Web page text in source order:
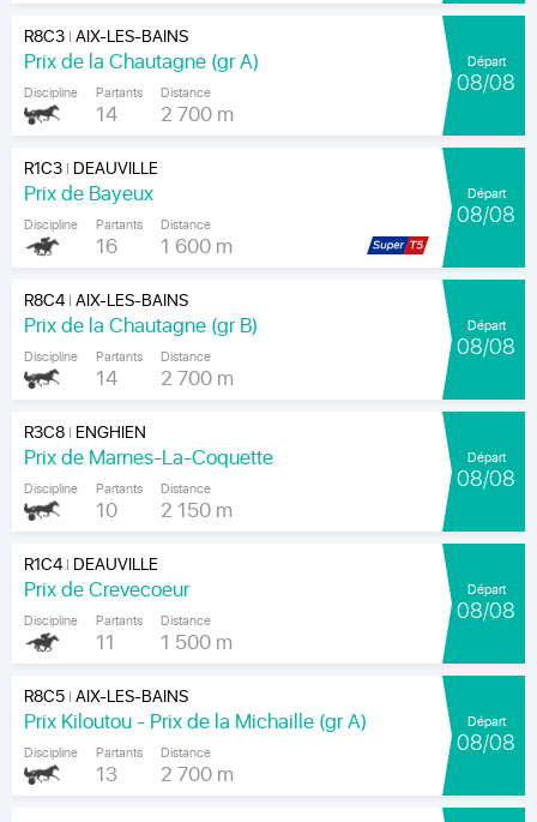
R8C3|AIX-LES-BAINS
Prix de la Chautagne (gr A)
Discipline Partants
14
Distance
2 700 m
Départ
08/08
R1C3| DEAUVILLE
Prix de Bayeux
Discipline Partants
16
Distance
1 600 m
Départ
08/08
R8C4|AIX-LES-BAINS
Prix de la Chautagne (gr B)
Discipline Partants
14
Distance
2 700 m
Départ
08/08
R3C8| ENGHIEN
Prix de Marnes-La-Coquette
Discipline Partants
10
Distance
2 150 m
Départ
08/08
R1C4| DEAUVILLE
Prix de Crevecoeur
Discipline Partants
11
Distance
1 500 m
Départ
08/08
R8C5|AIX-LES-BAINS
Prix Kiloutou - Prix de la Michaille (gr A)
Discipline Partants
13
Distance
2 700 m
Départ
08/08